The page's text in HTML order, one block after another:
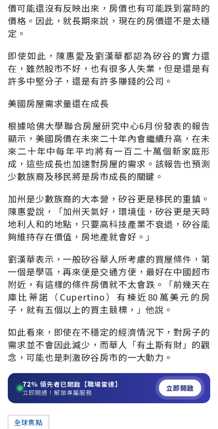
價可能還沒有反映出來，房價也有可能跌到當時的
價格。因此，就長期來說，現在的房價還不是太穩
定。
即使如此，陳惠愛及劉漢華都認為矽谷的實力還
在，雖然股市不好，也有很多人失業，但是還是有
許多中堅分子，還是有許多賺錢的公司。
美國房屋需求量還在成長
根據哈佛大學聯合房屋研究中心6月份發表的報告
顯示，美國房價在未來二十年內會繼續升高，在未
來二十年中每年平均將有一百二十萬個新家庭形
成，這些成長也加速對房屋的需求。該報告也預測
少數族裔及移民將是房市成長的關鍵。
加州是少數族裔的大本營，矽谷更是移民的重鎮。
陳惠愛說，「加州天氣好，環境佳，矽谷更是天時
地利人和的地點，只要高科技產業不衰退，矽谷能
夠維持存在價值，房地產就會好。」
劉漢華表示，一般矽谷華人所考慮的買屋條件，第
一個是學區，再來便是交通方便，最好在中國超市
附近，有這樣的條件房價就不太會跌。「前幾天在
庫比蒂諾（Cupertino）有棟近80萬美元的房
子，就有五個以上的買主競標，」他說。
如此看來，即使在不穩定的經濟情況下，對房子的
需求並不會因此減少，而華人「有土斯有財」的觀
念，可能也是刺激矽谷房市的一大動力。
72% 領先者已開啟【職場雷達】
立即開通！解鎖專屬服務 立即開啟
全球焦點